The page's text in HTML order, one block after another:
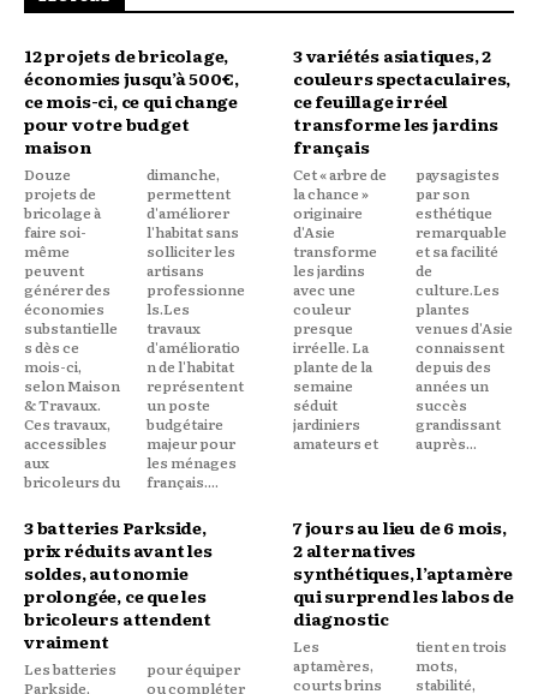
12 projets de bricolage,
économies jusqu’à 500€,
ce mois-ci, ce qui change
pour votre budget
maison
Douze
projets de
bricolage à
faire soi-
même
peuvent
générer des
économies
substantielle
s dès ce
mois-ci,
selon Maison
& Travaux.
Ces travaux,
accessibles
aux
bricoleurs du
dimanche,
permettent
d'améliorer
l'habitat sans
solliciter les
artisans
professionne
ls.Les
travaux
d'amélioratio
n de l'habitat
représentent
un poste
budgétaire
majeur pour
les ménages
français....
3 variétés asiatiques, 2
couleurs spectaculaires,
ce feuillage irréel
transforme les jardins
français
Cet « arbre de
la chance »
originaire
d'Asie
transforme
les jardins
avec une
couleur
presque
irréelle. La
plante de la
semaine
séduit
jardiniers
amateurs et
paysagistes
par son
esthétique
remarquable
et sa facilité
de
culture.Les
plantes
venues d'Asie
connaissent
depuis des
années un
succès
grandissant
auprès...
3 batteries Parkside,
prix réduits avant les
soldes, autonomie
prolongée, ce que les
bricoleurs attendent
vraiment
Les batteries
Parkside,
pour équiper
ou compléter
7 jours au lieu de 6 mois,
2 alternatives
synthétiques, l’aptamère
qui surprend les labos de
diagnostic
Les
aptamères,
courts brins
tient en trois
mots,
stabilité,